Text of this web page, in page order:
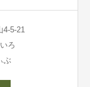
4-5-21
ろ
ぶ